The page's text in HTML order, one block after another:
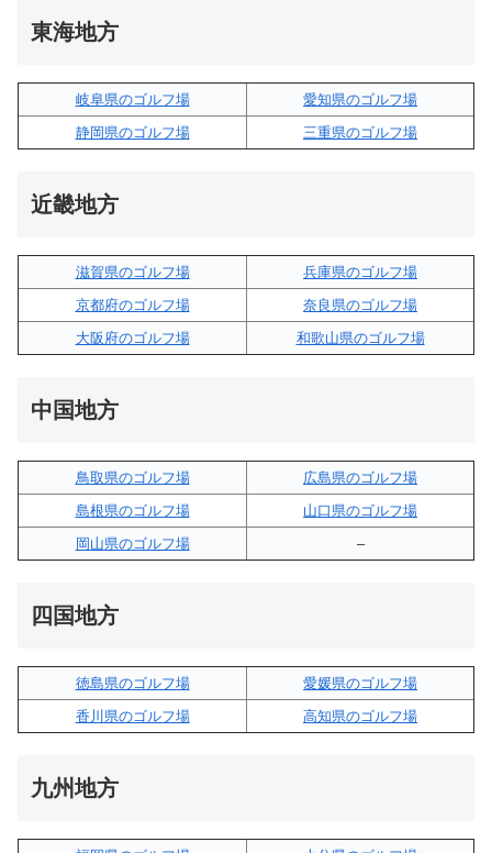
東海地方
岐阜県のゴルフ場
愛知県のゴルフ場
静岡県のゴルフ場
三重県のゴルフ場
近畿地方
滋賀県のゴルフ場
兵庫県のゴルフ場
京都府のゴルフ場
奈良県のゴルフ場
大阪府のゴルフ場
和歌山県のゴルフ場
中国地方
鳥取県のゴルフ場
広島県のゴルフ場
島根県のゴルフ場
山口県のゴルフ場
岡山県のゴルフ場
–
四国地方
徳島県のゴルフ場
愛媛県のゴルフ場
香川県のゴルフ場
高知県のゴルフ場
九州地方